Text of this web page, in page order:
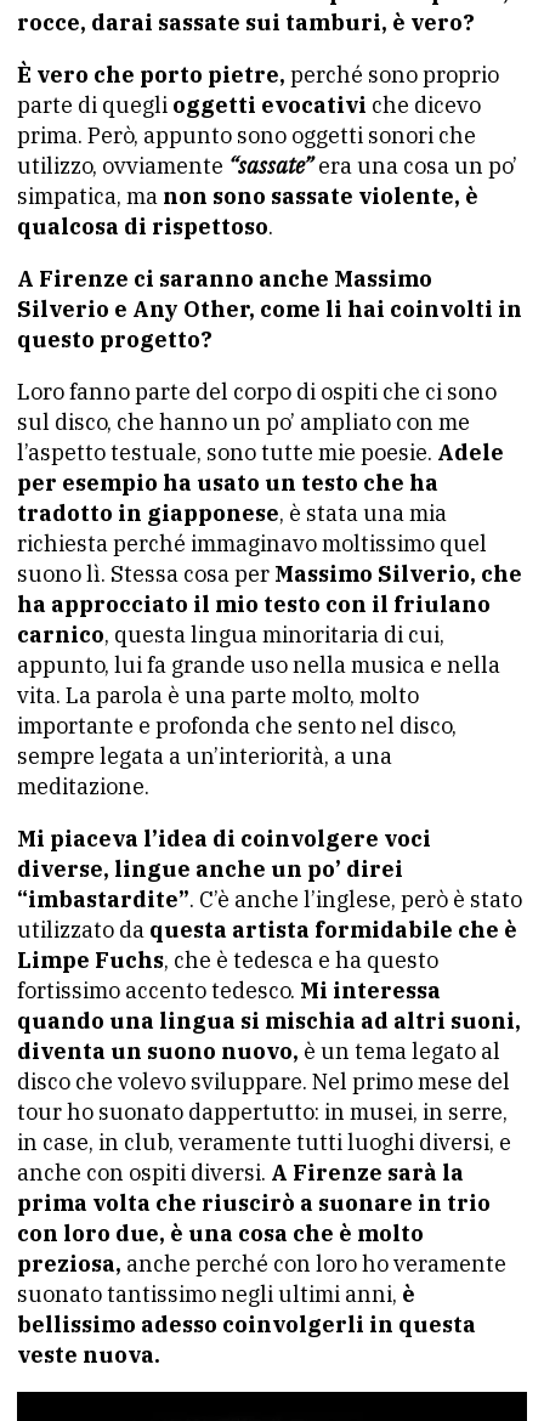
rocce, darai sassate sui tamburi, è vero?
È vero che porto pietre, perché sono proprio
parte di quegli oggetti evocativi che dicevo
prima. Però, appunto sono oggetti sonori che
utilizzo, ovviamente “sassate”era una cosa un po’
simpatica, ma non sono sassate violente, è
qualcosa di rispettoso.
A Firenze ci saranno anche Massimo
Silverio e Any Other, come li hai coinvolti in
questo progetto?
Loro fanno parte del corpo di ospiti che ci sono
sul disco, che hanno un po’ ampliato con me
l’aspetto testuale, sono tutte mie poesie. Adele
per esempio ha usato un testo che ha
tradotto in giapponese, è stata una mia
richiesta perché immaginavo moltissimo quel
suono lì. Stessa cosa per Massimo Silverio, che
ha approcciato il mio testo con il friulano
carnico, questa lingua minoritaria di cui,
appunto, lui fa grande uso nella musica e nella
vita. La parola è una parte molto, molto
importante e profonda che sento nel disco,
sempre legata a un’interiorità, a una
meditazione.
Mi piaceva l’idea di coinvolgere voci
diverse, lingue anche un po’ direi
“imbastardite”. C’è anche l’inglese, però è stato
utilizzato da questa artista formidabile che è
Limpe Fuchs, che è tedesca e ha questo
fortissimo accento tedesco. Mi interessa
quando una lingua si mischia ad altri suoni,
diventa un suono nuovo, è un tema legato al
disco che volevo sviluppare. Nel primo mese del
tour ho suonato dappertutto: in musei, in serre,
in case, in club, veramente tutti luoghi diversi, e
anche con ospiti diversi. A Firenze sarà la
prima volta che riuscirò a suonare in trio
con loro due, è una cosa che è molto
preziosa, anche perché con loro ho veramente
suonato tantissimo negli ultimi anni, è
bellissimo adesso coinvolgerli in questa
veste nuova.